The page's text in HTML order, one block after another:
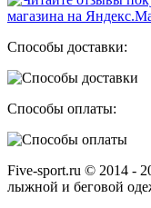
Способы доставки:
Способы оплаты:
Five-sport.ru © 2014 -
лыжной и беговой